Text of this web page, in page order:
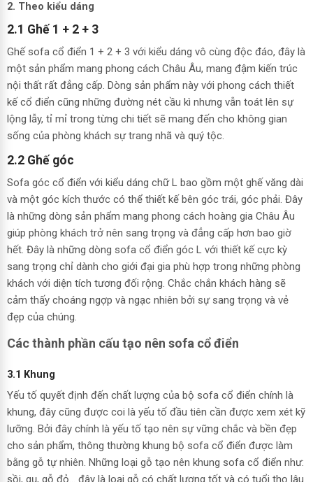
2. Theo kiểu dáng
2.1 Ghế 1 + 2 + 3
Ghế sofa cổ điển 1 + 2 + 3 với kiểu dáng vô cùng độc đáo, đây là
một sản phẩm mang phong cách Châu Âu, mang đậm kiến trúc
nội thất rất đẳng cấp. Dòng sản phẩm này với phong cách thiết
kế cổ điển cũng những đường nét cầu kì nhưng vẫn toát lên sự
lộng lẫy, tỉ mỉ trong từng chi tiết sẽ mang đến cho không gian
sống của phòng khách sự trang nhã và quý tộc.
2.2 Ghế góc
Sofa góc cổ điển với kiểu dáng chữ L bao gồm một ghế văng dài
và một góc kích thước có thể thiết kế bên góc trái, góc phải. Đây
là những dòng sản phẩm mang phong cách hoàng gia Châu Âu
giúp phòng khách trở nên sang trọng và đẳng cấp hơn bao giờ
hết. Đây là những dòng sofa cổ điển góc L với thiết kế cực kỳ
sang trọng chỉ dành cho giới đại gia phù hợp trong những phòng
khách với diện tích tương đối rộng. Chắc chắn khách hàng sẽ
cảm thấy choáng ngợp và ngạc nhiên bởi sự sang trọng và vẻ
đẹp của chúng.
Các thành phần cấu tạo nên sofa cổ điển
3.1 Khung
Yếu tố quyết định đến chất lượng của bộ sofa cổ điển chính là
khung, đây cũng được coi là yếu tố đầu tiên cần được xem xét kỹ
lưỡng. Bởi đây chính là yếu tố tạo nên sự vững chắc và bền đẹp
cho sản phẩm, thông thường khung bộ sofa cổ điển được làm
bằng gỗ tự nhiên. Những loại gỗ tạo nên khung sofa cổ điển như:
sồi, gụ, gỗ đỏ… đây là loại gỗ có chất lượng tốt và có tuổi thọ lâu